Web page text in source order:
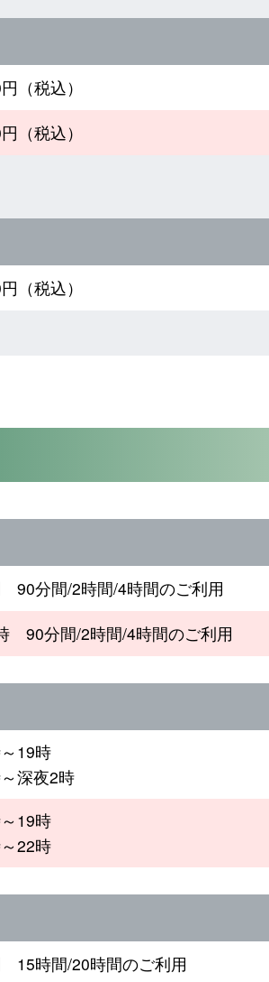
（税込）
（税込）
（税込）
90分間/2時間/4時間のご利用
90分間/2時間/4時間のご利用
19時
深夜2時
19時
22時
15時間/20時間のご利用